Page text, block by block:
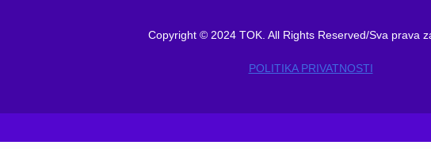
Copyright © 2024 TOK. All Rights Reserved/Sva prava
POLITIKA PRIVATNOSTI